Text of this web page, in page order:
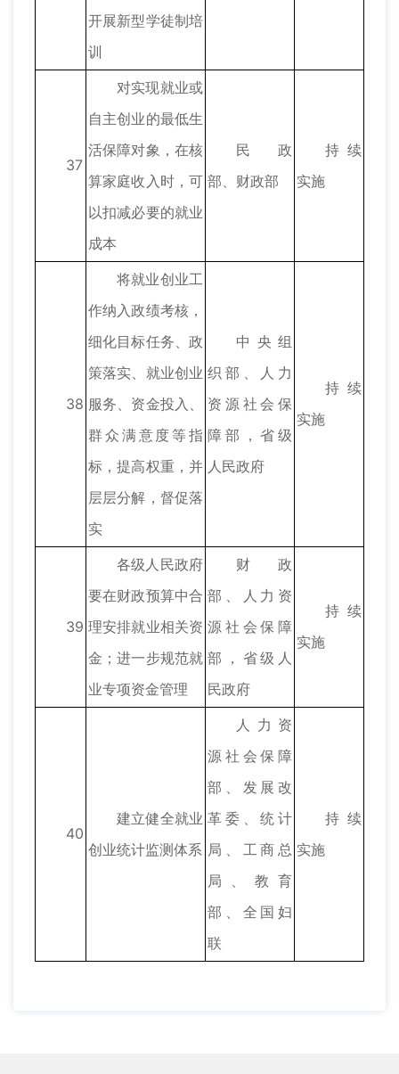
开展新型学徒制培
训
37
对实现就业或
自主创业的最低生
活保障对象，在核
算家庭收入时，可
以扣减必要的就业
成本
民政
部、财政部
持续
实施
38
将就业创业工
作纳入政绩考核，
细化目标任务、政
策落实、就业创业
服务、资金投入、
群众满意度等指
标，提高权重，并
层层分解，督促落
实
中央组
织部、人力
资源社会保
障部，省级
人民政府
持续
实施
39
各级人民政府
要在财政预算中合
理安排就业相关资
金；进一步规范就
业专项资金管理
财政
部、人力资
源社会保障
部，省级人
民政府
持续
实施
40
建立健全就业
创业统计监测体系
人力资
源社会保障
部、发展改
革委、统计
局、工商总
局、教育
部、全国妇
联
持续
实施